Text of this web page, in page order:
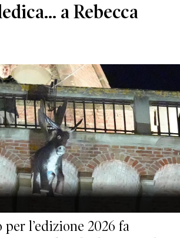
a Rebecca
l’edizione 2026 fa